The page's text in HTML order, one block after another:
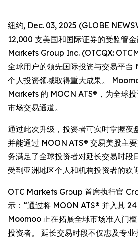
纽约, Dec. 03, 2025 (GLOBE
12,000 支美国和国际证券的受监管
Markets Group Inc. (OTCQX:
全球用户的领先国际投资与交易平台
个人投资领域取得重大成果。
Markets 的 MOON ATS®，为全球
市场交易通道。
通过此次升级，投资者可实时掌握夜
并能通过 MOON ATS® 交易美股主
务满足了全球投资者对延长交易时段
受到亚洲地区个人和机构投资者的欢迎
OTC Markets Group 首席执行官
示：“通过将 MOON ATS® 并入其 24
Moomoo 正在拓展全球市场准入门
投资者。 延长交易时段不仅惠及专